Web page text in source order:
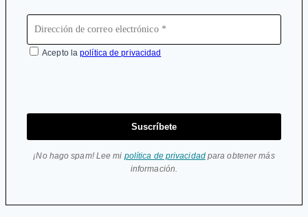
Acepto lapolítica de privacidad
Suscríbete
¡No hago spam! Lee mi política de privacidadpara obtener más
información.